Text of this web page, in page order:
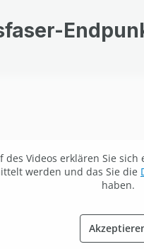
des Videos erklären Sie
werden und das Sie die
haben.